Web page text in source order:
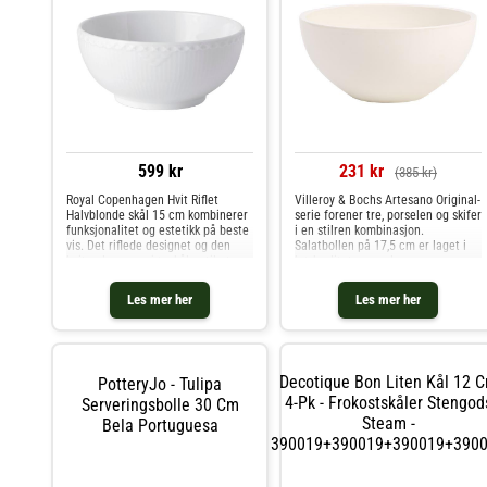
599 kr
Les mer her
Royal Copenhagen Hvit Riflet
Halvblonde skål 15 cm kombinerer
funksjonalitet og estetikk på beste
vis. Det riflede designet og den
bordet – enten du serverer nøtter,
dip eller en lit
231 kr (385 kr)
Les mer her
Villeroy & Bochs Artesano Original-
serie forener tre, porselen og skifer
i en stilren kombinasjon.
Salatbollen på 17,5 cm er laget i
retter.En allsidig serveringsbolle
med klassisk form og
PotteryJo - Tulipa
Serveringsbolle 30 Cm
Bela Portuguesa
Decotique Bon Liten Kål 12
4-Pk - Frokostskåler
Steam -